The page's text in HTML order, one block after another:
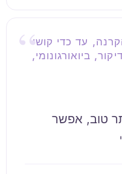
הקרנה, עד כדי קושי
ביואורגונומי,
טוב, אפשר